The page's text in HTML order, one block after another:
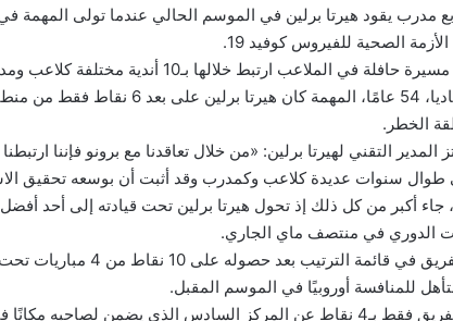
مدرب يقود هيرتا برلين في الموسم الحالي عندما تولى المهمة
الصحية للفيروس كوفيد 19.
في الملاعب ارتبط خلالها بـ10 أندية مختلفة كلاعب ومدرب.
وعندما تولى لاباديا، 54 عامًا، المهمة
الخطر.
المدير التقني لهيرتا برلين: «من خلال تعاقدنا مع برونو فإننا
طوال سنوات عديدة كلاعب وكمدرب وقد أثبت أن بوسعه تحقيق
جاء أكبر من كل ذلك إذ تحول هيرتا برلين تحت قيادته إلى أحد
الدوري في منتصف ماي الجاري.
وتحسن وضع الفريق في قائمة
للمنافسة أوروبيًا في الموسم المقبل.
وحاليا يتخلف الفريق فقط بـ4 نقاط عن المركز السادس الذي يضمن